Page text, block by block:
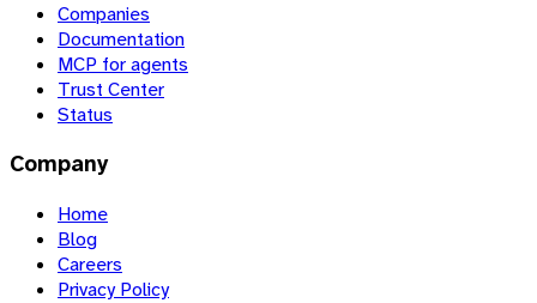
Companies
Documentation
MCP for agents
Trust Center
Status
Company
Home
Blog
Careers
Privacy Policy